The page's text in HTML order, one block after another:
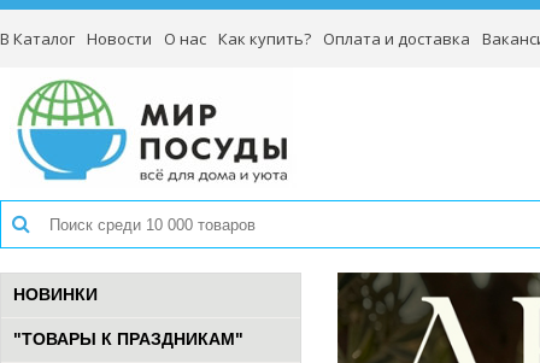
В Каталог Новости О нас Как купить? Оплата и доставка
НОВИНКИ
"ТОВАРЫ К ПРАЗДНИКАМ"